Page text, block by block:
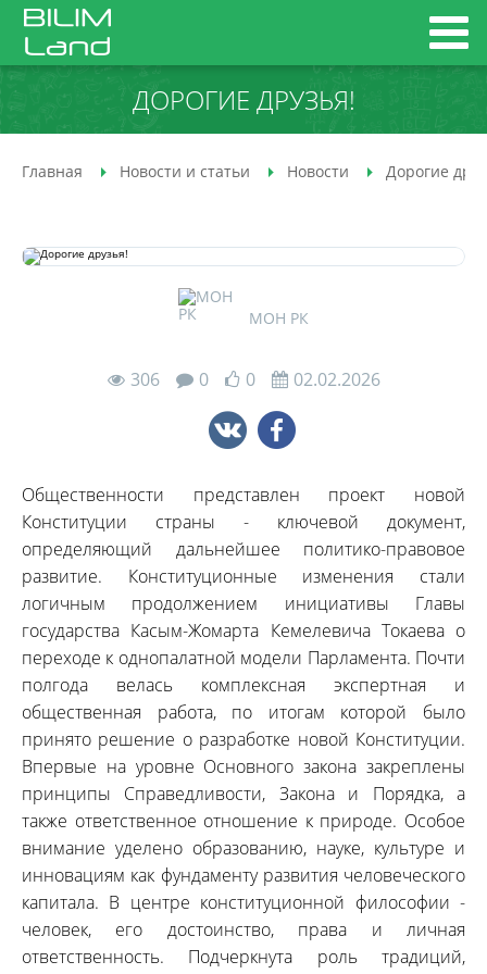
ДОРОГИЕ ДРУЗЬЯ!
Главная Новости и статьи Новости Дорогие
МОН РК
306 0 0 02.02.2026
Общественности представлен проект новой
Конституции страны - ключевой документ,
определяющий дальнейшее политико-правовое
развитие. Конституционные изменения стали
логичным продолжением инициативы Главы
государства Касым-Жомарта Кемелевича Токаева о
переходе к однопалатной модели Парламента. Почти
полгода велась комплексная экспертная и
общественная работа, по итогам которой было
принято решение о разработке новой Конституции.
Впервые на уровне Основного закона закреплены
принципы Справедливости, Закона и Порядка, а
также ответственное отношение к природе. Особое
внимание уделено образованию, науке, культуре и
инновациям как фундаменту развития человеческого
капитала. В центре конституционной философии -
человек, его достоинство, права и личная
ответственность. Подчеркнута роль традиций,